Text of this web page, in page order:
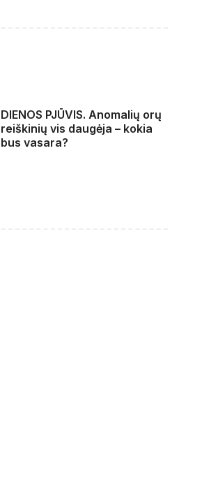
DIENOS PJŪVIS. Anomalių orų
reiškinių vis daugėja – kokia
bus vasara?